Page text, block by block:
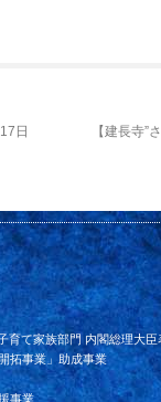
日 【建長寺”
て家族部門 内閣総理大臣
拓事業」助成事業
事業